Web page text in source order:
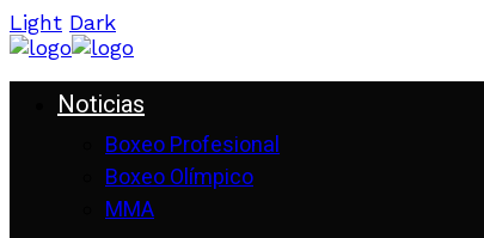
Light Dark
Noticias
Boxeo Profesional
Boxeo Olímpico
MMA